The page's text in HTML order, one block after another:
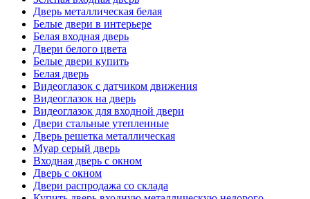
Дверь металлическая белая
Белые двери в интерьере
Белая входная дверь
Двери белого цвета
Белые двери купить
Белая дверь
Видеоглазок с датчиком движения
Видеоглазок на дверь
Видеоглазок для входной двери
Двери стальные утепленные
Дверь решетка металлическая
Муар серый дверь
Входная дверь с окном
Дверь с окном
Двери распродажа со склада